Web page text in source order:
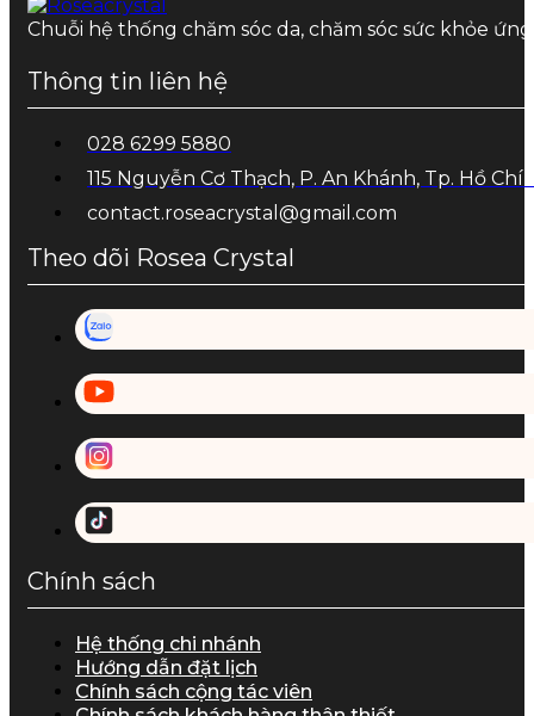
Chuỗi hệ thống chăm sóc da, chăm sóc sức khỏe
Thông tin liên hệ
028 6299 5880
115 Nguyễn Cơ Thạch, P. An Khánh, Tp. Hồ Chí
contact.roseacrystal@gmail.com
Theo dõi Rosea Crystal
Chính sách
Hệ thống chi nhánh
Hướng dẫn đặt lịch
Chính sách cộng tác viên